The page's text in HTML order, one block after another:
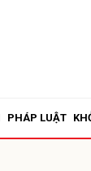
PHÁP LUẬT